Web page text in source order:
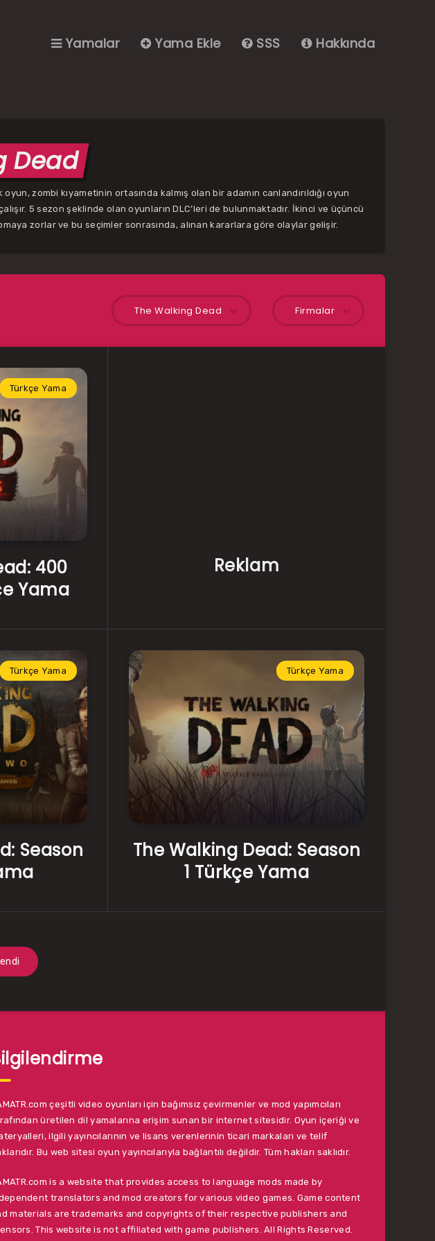
Yamalar Yama Ekle SSS Hakkında
Dead
zombi kıyametinin ortasında kalmış olan bir adamın canlandırıldığı oyun
5 sezon şeklinde olan oyunların DLC’leri de bulunmaktadır. İkinci ve üçüncü
zorlar ve bu seçimler sonrasında, alınan kararlara göre olaylar gelişir.
Firmalar
The Walking Dead
Türkçe Yama
400
Yama
Reklam
Türkçe Yama
Season
Türkçe Yama
The Walking Dead: Season
1 Türkçe Yama
çeşitli video oyunları için bağımsız çevirmenler ve mod yapımcıları
üretilen dil yamalarına erişim sunan bir internet sitesidir. Oyun içeriği ve
ilgili yayıncılarının ve lisans verenlerinin ticari markaları ve telif
Bu web sitesi oyun yayıncılarıyla bağlantılı değildir. Tüm hakları saklıdır.
is a website that provides access to language mods made by
translators and mod creators for various video games. Game content
materials are trademarks and copyrights of their respective publishers and
This website is not affiliated with game publishers. All Rights Reserved.